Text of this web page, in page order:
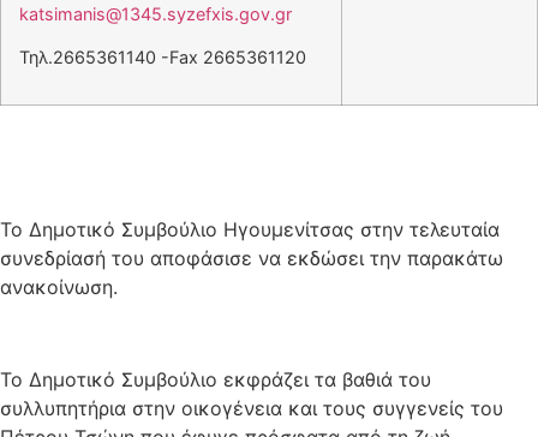
katsimanis@1345.syzefxis.gov.gr
Τηλ.2665361140 -Fax 2665361120
Το Δημοτικό Συμβούλιο Ηγουμενίτσας στην τελευταία
συνεδρίασή του αποφάσισε να εκδώσει την παρακάτω
ανακοίνωση.
Το Δημοτικό Συμβούλιο εκφράζει τα βαθιά του
συλλυπητήρια στην οικογένεια και τους συγγενείς του